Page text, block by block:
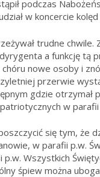
podczas
w koncercie
trudne chwile.
a funkcję tą
nowe osoby i
przerwie
gdzie otrzymał
w
się tym, że
w parafii p.w.
Wszystkich
śpiew można